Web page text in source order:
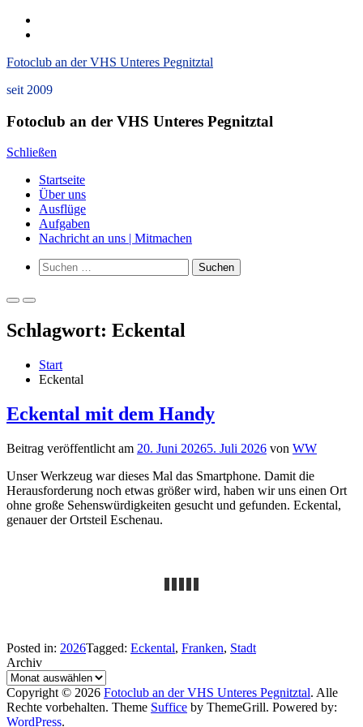
Zum
Inhalt
Impressum
Fotoclub an der VHS Unteres Pegnitztal
seit 2009
Fotoclub an der VHS Unteres Pegnitztal
Schließen
Startseite
Über uns
Ausflüge
Aufgaben
Nachricht an uns | Mitmachen
Such-
Formular
Suchen
nach:
Primäres
für
Primäres
für
Desktop
Schlagwort: Eckental
Start
Eckental
Eckental mit dem Handy
Beitrag veröffentlicht am 20. Juni 20265. Juli 2026 von WW
Unser Werkzeug war dieses Mal das Smartphone. Damit die
Herausforderung noch etwas größer wird, haben wir uns einen Ort
ohne große Sehenswürdigkeiten gesucht und gefunden. Eckental,
genauer der Ortsteil Eschenau.
Posted in: 2026Tagged: Eckental, Franken, Stadt
Archiv
Copyright © 2026 Fotoclub an der VHS Unteres Pegnitztal. Alle
Rechte vorbehalten. Theme Suffice by ThemeGrill. Powered by:
WordPress.